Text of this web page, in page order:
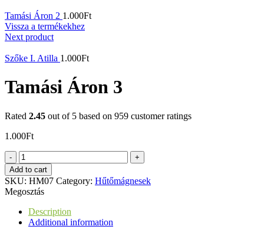
Tamási Áron 2 1.000Ft
Vissza a termékekhez
Next product
Szőke I. Atilla 1.000Ft
Tamási Áron 3
Rated 2.45 out of 5 based on 959 customer ratings
1.000Ft
Tamási
Áron
3
quantity
Add to cart
SKU: HM07 Category: Hűtőmágnesek
Megosztás
Description
Additional information